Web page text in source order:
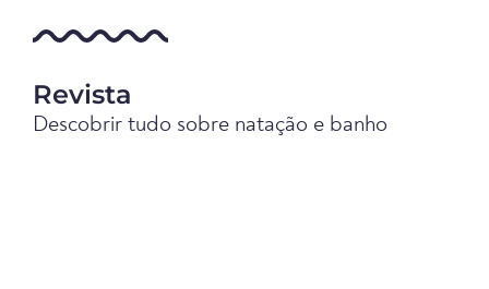
Revista
Descobrir tudo sobre natação e banho